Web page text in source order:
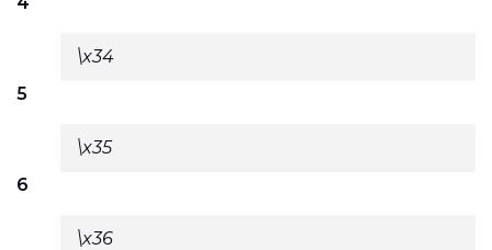
\x34
5
\x35
6
\x36